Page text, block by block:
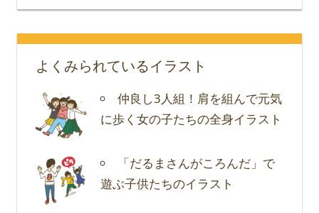
よくみられているイラスト
仲良し3人組！肩を組んで元気
に歩く女の子たちの全身イラスト
「だるまさんがころんだ」で
遊ぶ子供たちのイラスト